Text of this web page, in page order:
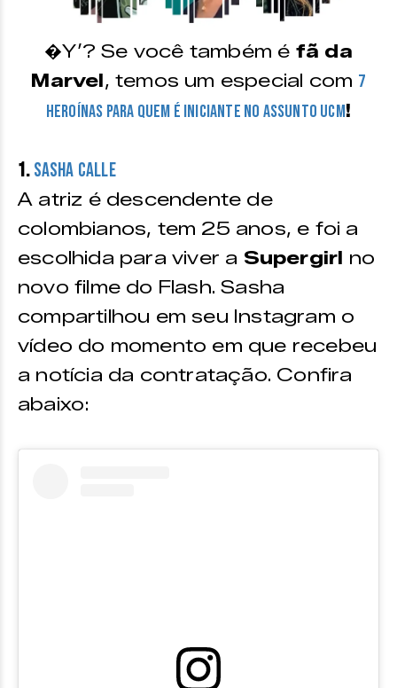
�Y’? Se você também é fã da
Marvel, temos um especial com 7
heroínas para quem é iniciante no assunto UCM!
1.Sasha Calle
A atriz é descendente de
colombianos, tem 25 anos, e foi a
escolhida para viver a Supergirl no
novo filme do Flash. Sasha
compartilhou em seu Instagram o
vídeo do momento em que recebeu
a notícia da contratação. Confira
abaixo: